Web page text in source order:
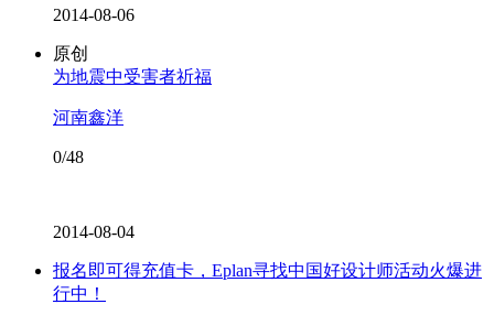
2014-08-06
原创
为地震中受害者祈福
河南鑫洋
0/48
2014-08-04
报名即可得充值卡，Eplan寻找中国好设计师活动火爆进
行中！